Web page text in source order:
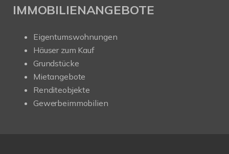
IMMOBILIENANGEBOTE
Eigentumswohnungen
Häuser zum Kauf
Grundstücke
Mietangebote
Renditeobjekte
Gewerbeimmobilien